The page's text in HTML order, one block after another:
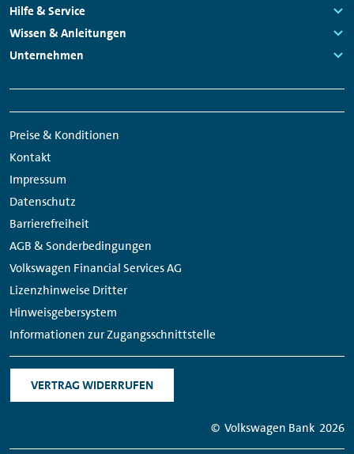
Navigation
Links:
Hilfe & Service
Links:
Wissen & Anleitungen
Links:
Unternehmen
Navigation
Preise & Konditionen
Kontakt
Impressum
Datenschutz
Barrierefreiheit
AGB & Sonderbedingungen
Volkswagen Financial Services AG
Lizenzhinweise Dritter
Hinweisgebersystem
Informationen zur Zugangsschnittstelle
VERTRAG WIDERRUFEN
Media
Links
© Volkswagen Bank 2026